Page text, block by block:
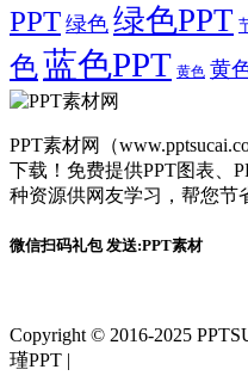
PPT 绿色 绿色PPT
色蓝色PPT 黄色 黄
PPT素材网（
下载！免费提供PPT图表、
种资源供网友学习，帮您节
微信扫码礼包 发送:PPT素材
Copyright © 2016-2025
瑾PPT |